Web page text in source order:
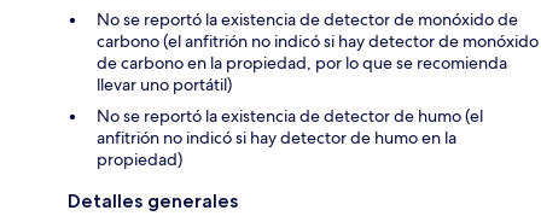
No se reportó la existencia de detector de monóxido de
carbono (el anfitrión no indicó si hay detector de monóxido
de carbono en la propiedad, por lo que se recomienda
llevar uno portátil)
No se reportó la existencia de detector de humo (el
anfitrión no indicó si hay detector de humo en la
propiedad)
Detalles generales